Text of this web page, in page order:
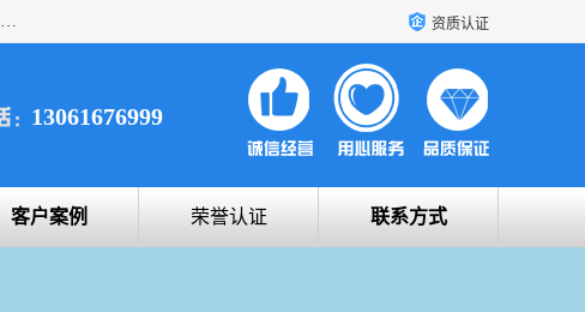
上海宇叶电子科技有限公司是吊钩视频监控、升降机监控、卸料平台监控、塔吊防碰撞、黑匣子防碰撞、风速仪，太阳能障碍灯安全提示灯等一系列升降机的常用配件产品专业研发生产加工的公司，拥有完整、科学的质量管理体系。 资质认证
13061676999
客户案例 荣誉认证 联系方式